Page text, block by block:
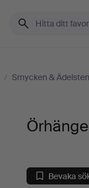
/ Smycken &
Bevaka